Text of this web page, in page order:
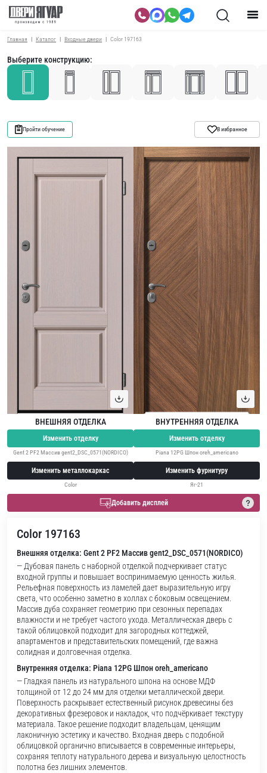
Главная Каталог Входные двери Color 197163
Выберите конструкцию:
Пройти обучение В избранное
ВНЕШНЯЯ ОТДЕЛКА
Изменить отделку
Gent 2 PF2 Массив gent2_DSC_0571(NORDICO)
Изменить металлокаркас
Color
ВНУТРЕННЯЯ ОТДЕЛКА
Изменить отделку
Piana 12PG Шпон oreh_americano
Изменить фурнитуру
Яг-21
Добавить дисплей
Color 197163
Внешняя отделка: Gent 2 PF2 Массив gent2_DSC_0571(NORDICO)
— Дубовая панель с наборной отделкой подчеркивает статус
входной группы и повышает воспринимаемую ценность жилья.
Рельефная поверхность из ламелей дает выразительную игру
света, что особенно заметно в холлах с боковым освещением.
Массив дуба сохраняет геометрию при сезонных перепадах
влажности и не требует частого ухода. Металлическая дверь с
такой облицовкой подходит для загородных коттеджей,
апартаментов и представительских помещений, где важна
солидная и долговечная отделка.
Внутренняя отделка: Piana 12PG Шпон oreh_americano
— Гладкая панель из натурального шпона на основе МДФ
толщиной от 12 до 24 мм для отделки металлической двери.
Поверхность раскрывает естественный рисунок древесины без
декоративных фрезеровок и накладок, что подчёркивает текстуру
материала. Такое решение подходит владельцам, ценящим
лаконичную эстетику и качество. Входная дверь с подобной
облицовкой органично вписывается в современные интерьеры,
сохраняя теплоту натурального дерева и визуальную целостность
полотна без лишних элементов.